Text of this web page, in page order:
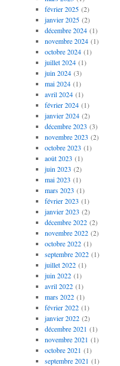
février 2025(2)
janvier 2025(2)
décembre 2024(1)
novembre 2024(1)
octobre 2024(1)
juillet 2024(1)
juin 2024(3)
mai 2024(1)
avril 2024(1)
février 2024(1)
janvier 2024(2)
décembre 2023 (3)
novembre 2023 (2)
octobre 2023 (1)
août 2023 (1)
juin 2023 (2)
mai 2023 (1)
mars 2023 (1)
février 2023 (1)
janvier 2023 (2)
décembre 2022(2)
novembre 2022(2)
octobre 2022(1)
septembre 2022(1)
juillet 2022(1)
juin 2022(1)
avril 2022(1)
mars 2022(1)
février 2022(1)
janvier 2022(2)
décembre 2021 (1)
novembre 2021 (1)
octobre 2021 (1)
septembre 2021 (1)